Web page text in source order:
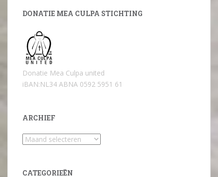
DONATIE MEA CULPA STICHTING
Donatie Mea Culpa united
iBAN:NL34 ABNA 0592 5951 61
ARCHIEF
Archief
CATEGORIEËN